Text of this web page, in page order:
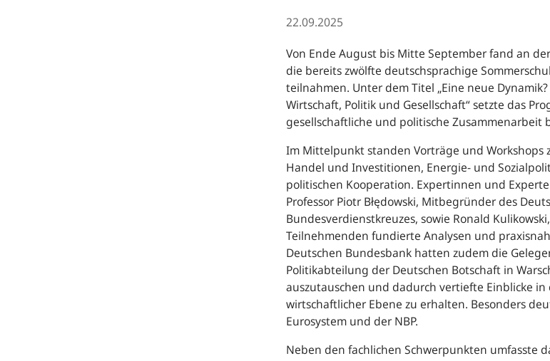
22.09.2025
Von Ende August bis Mitte September fand an der
die bereits zwölfte deutschsprachige
teilnahmen. Unter dem Titel „Eine neue
Wirtschaft, Politik und Gesellschaft“ setzte das
gesellschaftliche und politische Zusammenarbeit
Im Mittelpunkt standen Vorträge und
Handel und Investitionen, Energie- und
politischen Kooperation. Expertinnen und
Professor Piotr Błędowski, Mitbegründer des
Bundesverdienstkreuzes, sowie Ronald
Teilnehmenden fundierte Analysen und
Deutschen Bundesbank hatten zudem die
Politikabteilung der Deutschen Botschaft in
auszutauschen und dadurch vertiefte Einblicke
wirtschaftlicher Ebene zu erhalten. Besonders
Eurosystem und der NBP.
Neben den fachlichen Schwerpunkten umfasste